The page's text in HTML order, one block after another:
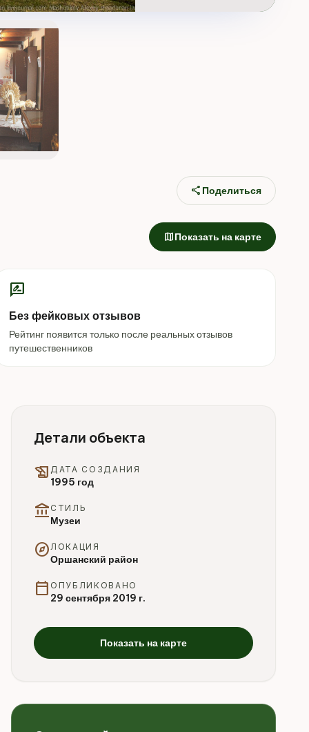
share Поделиться
mapПоказать на карте
rate_review
Без фейковых отзывов
Рейтинг появится только после реальных отзывов
путешественников
Детали объекта
history_edu ДАТА СОЗДАНИЯ
1995 год
account_balance СТИЛЬ
Музеи
explore ЛОКАЦИЯ
Оршанский район
calendar_today ОПУБЛИКОВАНО
29 сентября 2019 г.
Показать на карте